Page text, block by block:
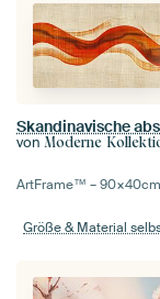
von Moderne
ArtFrame™ –90×40cm
Größe & Material